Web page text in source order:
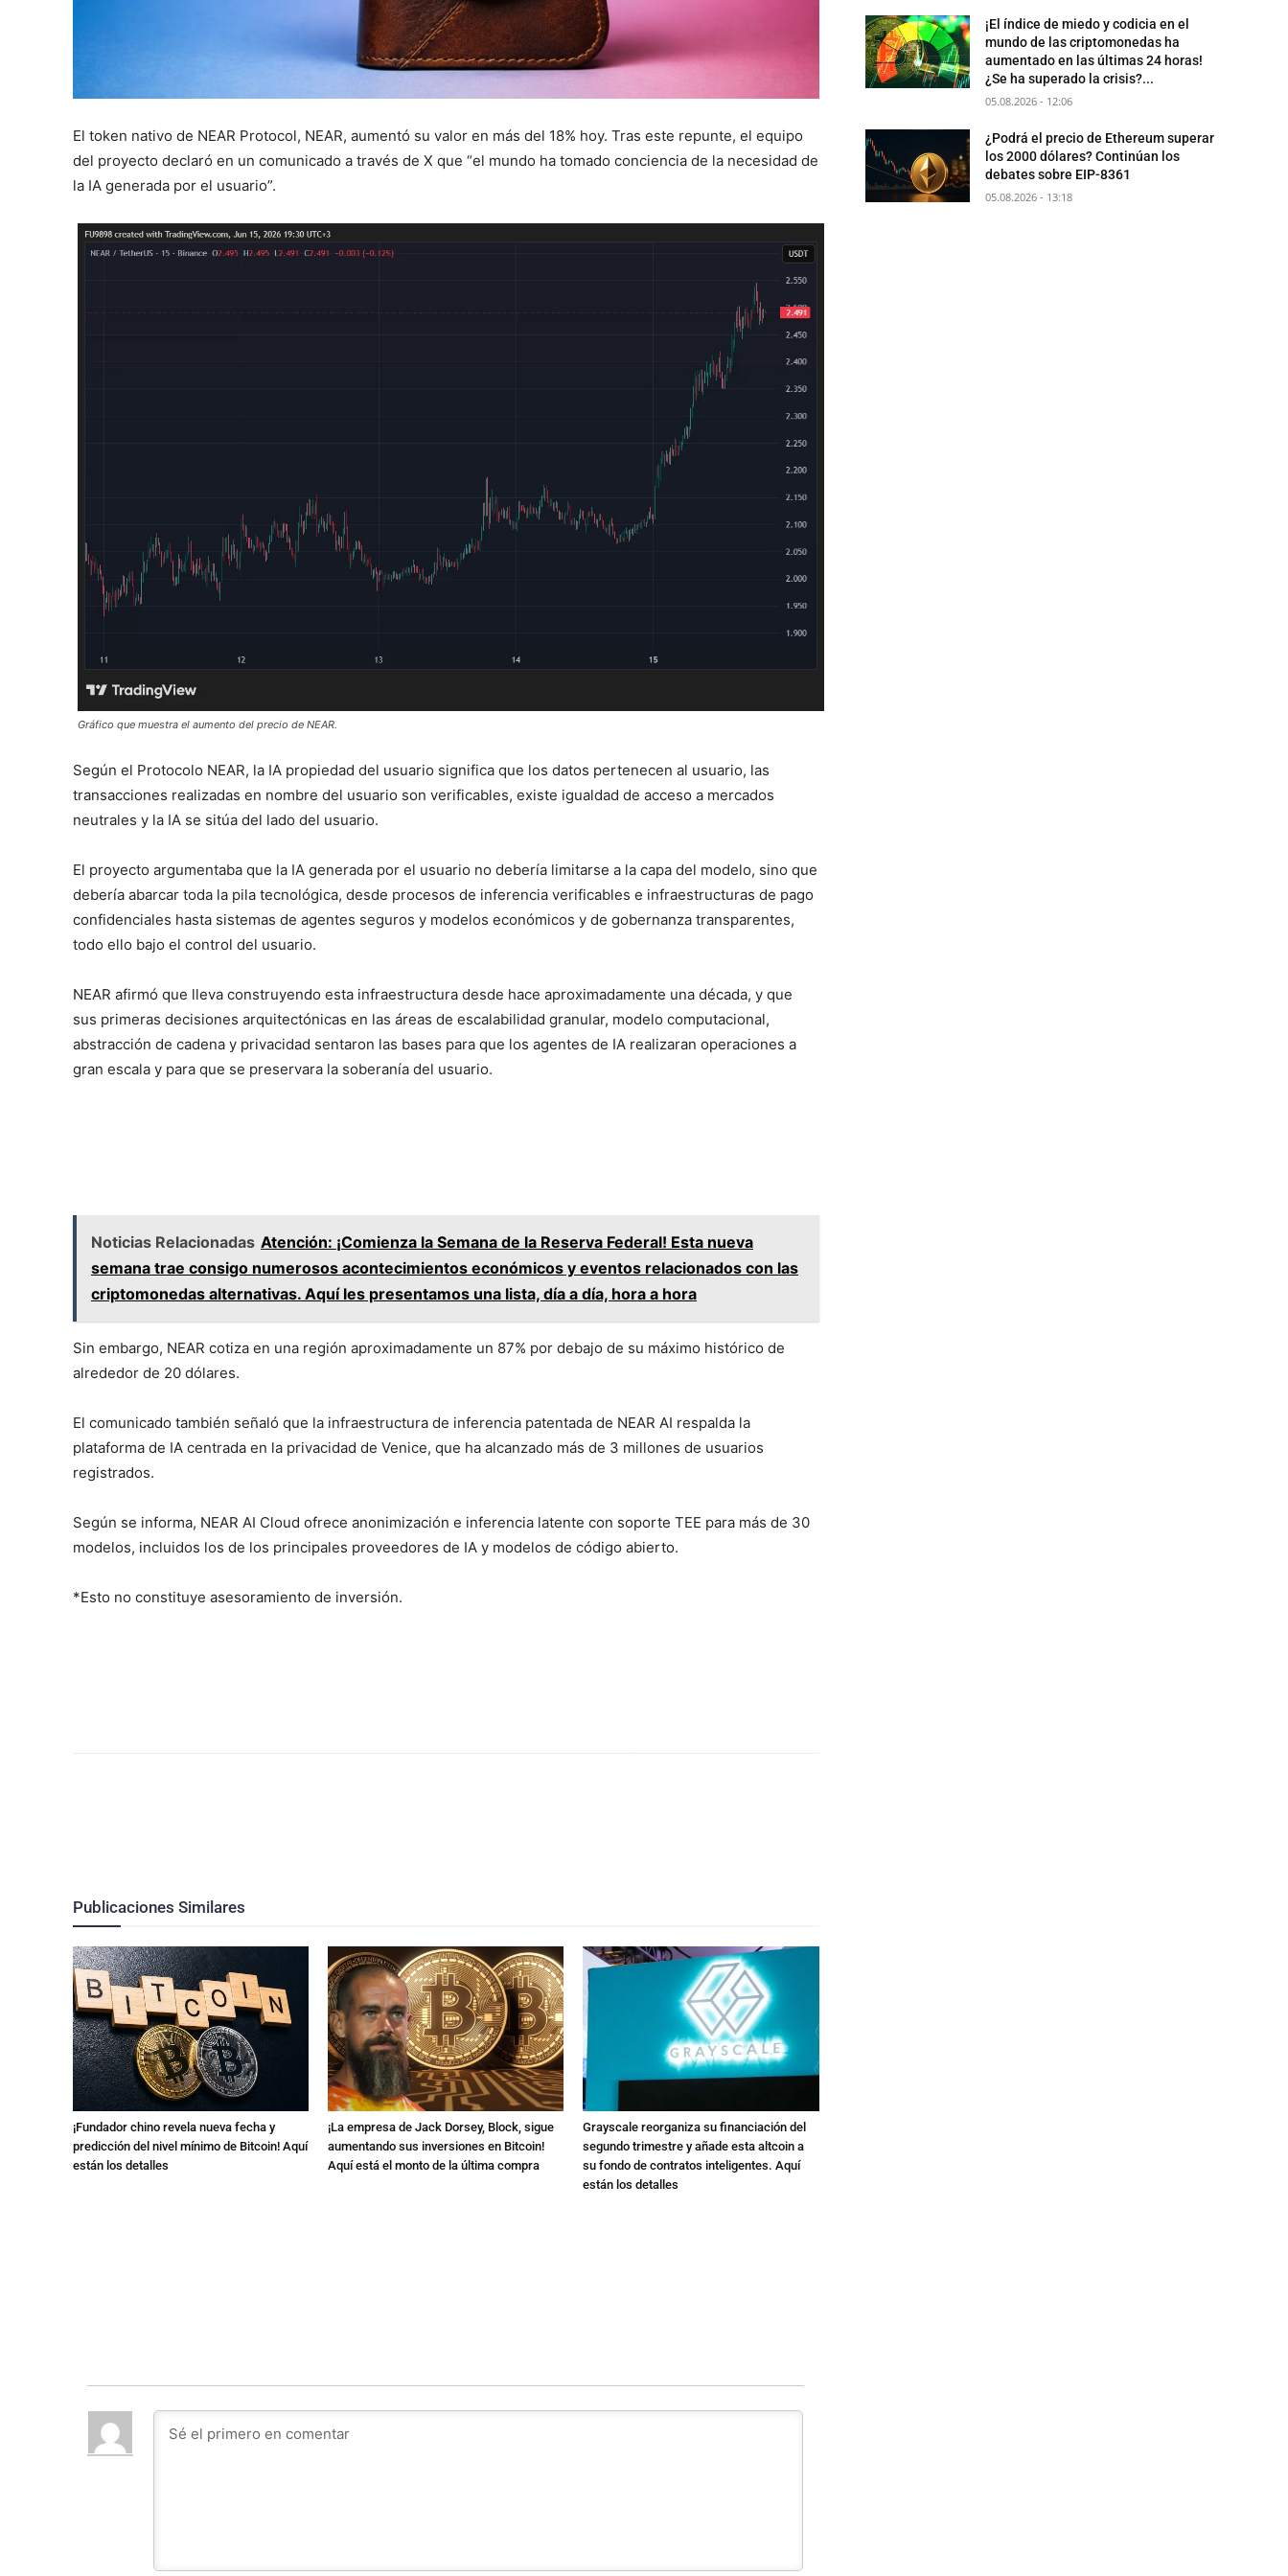
El token nativo de NEAR Protocol, NEAR, aumentó su valor en más del 18% hoy. Tras este repunte, el equipo
del proyecto declaró en un comunicado a través de X que “el mundo ha tomado conciencia de la necesidad de
la IA generada por el usuario”.
Gráfico que muestra el aumento del precio de NEAR.
Según el Protocolo NEAR, la IA propiedad del usuario significa que los datos pertenecen al usuario, las
transacciones realizadas en nombre del usuario son verificables, existe igualdad de acceso a mercados
neutrales y la IA se sitúa del lado del usuario.
El proyecto argumentaba que la IA generada por el usuario no debería limitarse a la capa del modelo, sino que
debería abarcar toda la pila tecnológica, desde procesos de inferencia verificables e infraestructuras de pago
confidenciales hasta sistemas de agentes seguros y modelos económicos y de gobernanza transparentes,
todo ello bajo el control del usuario.
NEAR afirmó que lleva construyendo esta infraestructura desde hace aproximadamente una década, y que
sus primeras decisiones arquitectónicas en las áreas de escalabilidad granular, modelo computacional,
abstracción de cadena y privacidad sentaron las bases para que los agentes de IA realizaran operaciones a
gran escala y para que se preservara la soberanía del usuario.
Noticias Relacionadas Atención: ¡Comienza la Semana de la Reserva Federal! Esta nueva
semana trae consigo numerosos acontecimientos económicos y eventos relacionados con las
criptomonedas alternativas. Aquí les presentamos una lista, día a día, hora a hora
Sin embargo, NEAR cotiza en una región aproximadamente un 87% por debajo de su máximo histórico de
alrededor de 20 dólares.
El comunicado también señaló que la infraestructura de inferencia patentada de NEAR AI respalda la
plataforma de IA centrada en la privacidad de Venice, que ha alcanzado más de 3 millones de usuarios
registrados.
Según se informa, NEAR AI Cloud ofrece anonimización e inferencia latente con soporte TEE para más de 30
modelos, incluidos los de los principales proveedores de IA y modelos de código abierto.
*Esto no constituye asesoramiento de inversión.
Publicaciones Similares
¡Fundador chino revela nueva fecha y
predicción del nivel mínimo de Bitcoin! Aquí
están los detalles
¡La empresa de Jack Dorsey, Block, sigue
aumentando sus inversiones en Bitcoin!
Aquí está el monto de la última compra
Grayscale reorganiza su financiación del
segundo trimestre y añade esta altcoin a
su fondo de contratos inteligentes. Aquí
están los detalles
¡El índice de miedo y codicia en el
mundo de las criptomonedas ha
aumentado en las últimas 24 horas!
¿Se ha superado la crisis?...
05.08.2026 - 12:06
¿Podrá el precio de Ethereum superar
los 2000 dólares? Continúan los
debates sobre EIP-8361
05.08.2026 - 13:18